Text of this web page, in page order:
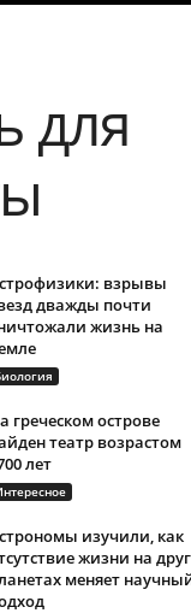
для
взрывы
дважды почти
жизнь на
греческом острове
театр возрастом
лет
изучили, как
жизни на
меняет